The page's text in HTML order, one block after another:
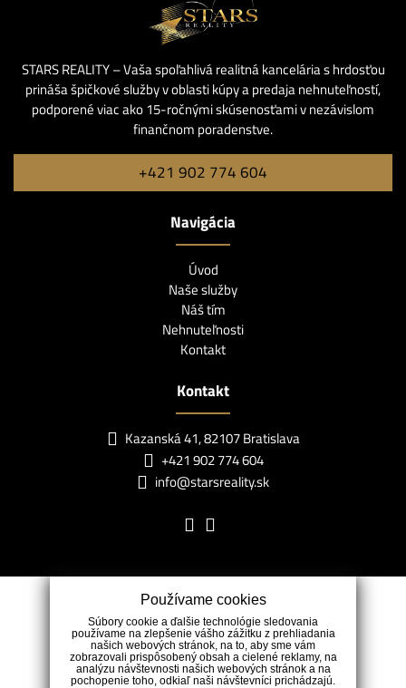
STARS REALITY – Vaša spoľahlivá realitná kancelária s hrdosťou
prináša špičkové služby v oblasti kúpy a predaja nehnuteľností,
podporené viac ako 15-ročnými skúsenosťami v nezávislom
finančnom poradenstve.
+421 902 774 604
Navigácia
Úvod
Naše služby
Náš tím
Nehnuteľnosti
Kontakt
Kontakt
Kazanská 41, 82107 Bratislava
+421 902 774 604
info@starsreality.sk
Používame cookies
Súbory cookie a ďalšie technológie sledovania
používame na zlepšenie vášho zážitku z prehliadania
našich webových stránok, na to, aby sme vám
zobrazovali prispôsobený obsah a cielené reklamy, na
analýzu návštevnosti našich webových stránok a na
pochopenie toho, odkiaľ naši návštevníci prichádzajú.